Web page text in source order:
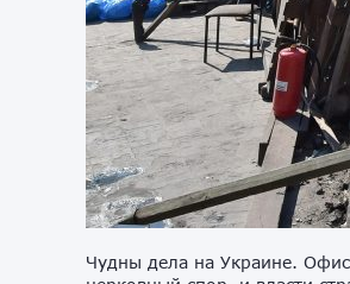
Чудны дела на Украине.